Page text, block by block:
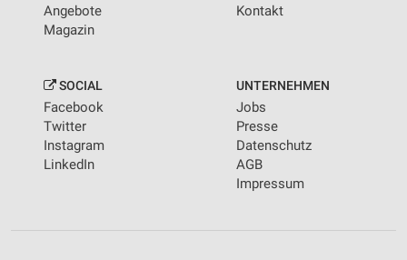
Angebote
Magazin
Kontakt
SOCIAL
Facebook
Twitter
Instagram
LinkedIn
UNTERNEHMEN
Jobs
Presse
Datenschutz
AGB
Impressum